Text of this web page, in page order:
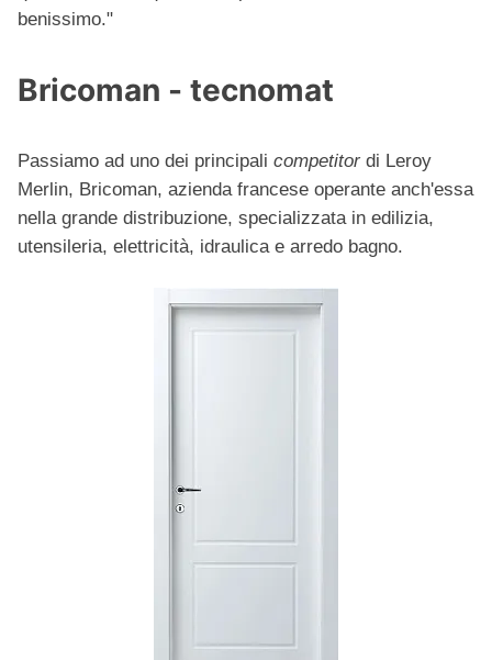
benissimo."
Bricoman - tecnomat
Passiamo ad uno dei principali competitor di Leroy
Merlin, Bricoman, azienda francese operante anch'essa
nella grande distribuzione, specializzata in edilizia,
utensileria, elettricità, idraulica e arredo bagno.